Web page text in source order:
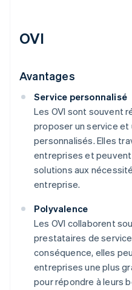
OVI
Avantages
Service personnalisé
Les OVI sont souvent
proposer un service et
personnalisés. Elles
entreprises et
solutions aux
entreprise.
Polyvalence
Les OVI collaborent
prestataires de
conséquence, elles
entreprises une plus
pour répondre à leurs